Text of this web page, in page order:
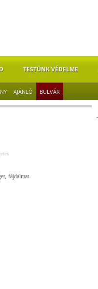
TESTÜNK VÉDELME
AJÁNLÓ BULVÁR
fájdalmat